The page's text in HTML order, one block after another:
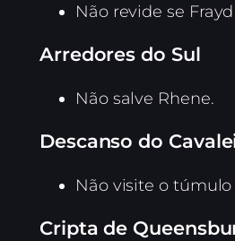
Não revide se
Arredores do Sul
Não salve Rhene.
Descanso do
Não visite o túmulo
Cripta de